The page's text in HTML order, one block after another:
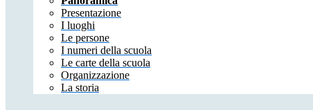
Presentazione
I luoghi
Le persone
I numeri della scuola
Le carte della scuola
Organizzazione
La storia